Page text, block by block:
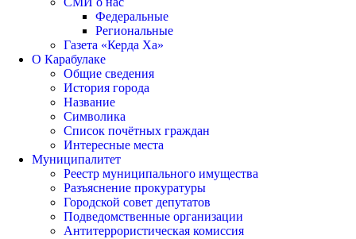
Федеральные
Региональные
Газета «Керда Ха»
О Карабулаке
Общие сведения
История города
Название
Символика
Список почётных граждан
Интересные места
Муниципалитет
Реестр муниципального имущества
Разъяснение прокуратуры
Городской совет депутатов
Подведомственные организации
Антитеррористическая комиссия